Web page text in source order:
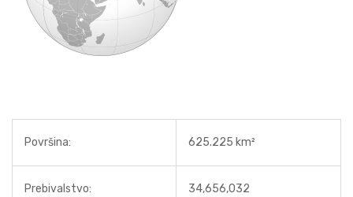
Površina: 625.225 km²
Prebivalstvo: 34,656,032